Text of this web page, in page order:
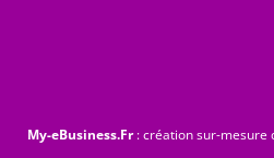
My-eBusiness.Fr: création sur-mesure